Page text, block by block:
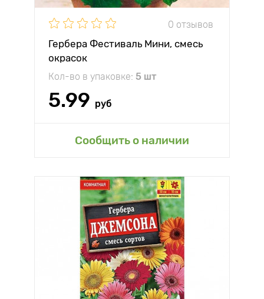
0 отзывов
Гербера Фестиваль Мини, смесь
окрасок
Кол-во в упаковке: 5 шт
5.99 руб
Сообщить о наличии